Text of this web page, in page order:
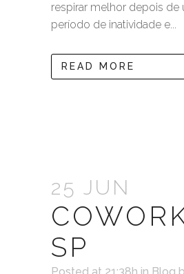
respirar melhor depois de
período de inatividade e...
READ MORE
25 JUN
SP